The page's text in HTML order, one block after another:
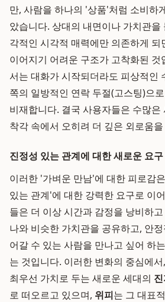
만, 사람을 하나의 '상품'처럼 소비하
았습니다. 상대의 내면이나 가치관
각적인 시각적 매력에만 의존하게 되
이어지기 어려운 구조가 고착화된 것
서는 대화가 시작되더라도 피상적인
쪽의 일방적인 연락 두절(고스팅)으
비재합니다. 결국 사용자들은 수많
착각 속에서 오히려 더 깊은 외로움
진정성 있는 관계에 대한 새로운 요구
이러한 '가벼운 만남'에 대한 피로감
있는 관계'에 대한 강력한 요구로 이
들은 더 이상 시간과 감정을 낭비하
나와 비슷한 가치관을 공유하고, 안
어갈 수 있는 사람을 만나고 싶어 하
는 것입니다. 이러한 변화의 중심에
최우선 가치로 두는 새로운 세대의
로 떠오르고 있으며, 위피는 그 대표